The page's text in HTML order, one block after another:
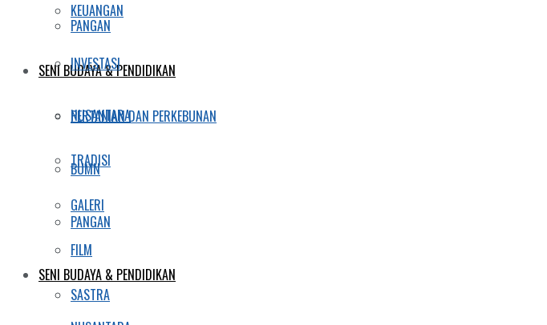
PANGAN
SENI BUDAYA & PENDIDIKAN
NUSANTARA
TRADISI
GALERI
FILM
SASTRA
KEUANGAN
INVESTASI
PERTANIAN DAN PERKEBUNAN
BUMN
PANGAN
SENI BUDAYA & PENDIDIKAN